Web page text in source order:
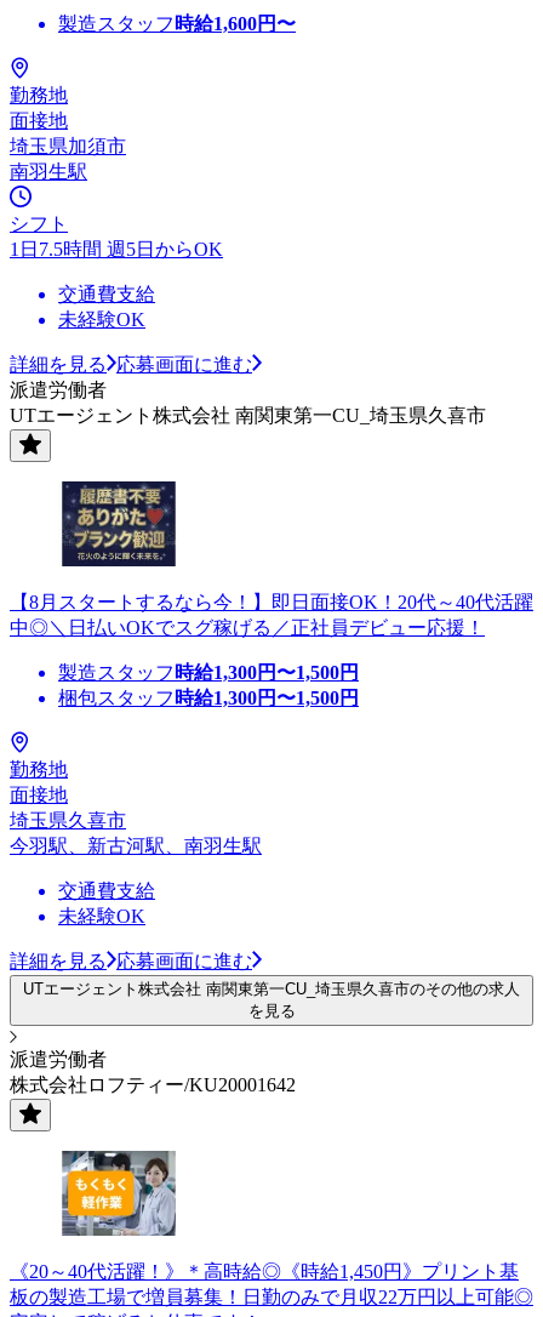
製造スタッフ 時給1,600円〜
勤務地
面接地
埼玉県加須市
南羽生駅
シフト
1日7.5時間 週5日からOK
交通費支給
未経験OK
詳細を見る
応募画面に進む
派遣労働者
UTエージェント株式会社 南関東第一CU_埼玉県久喜市
【8月スタートするなら今！】即日面接OK！20代～40代活躍
中◎＼日払いOKでスグ稼げる／正社員デビュー応援！
製造スタッフ 時給1,300円〜1,500円
梱包スタッフ 時給1,300円〜1,500円
勤務地
面接地
埼玉県久喜市
今羽駅、新古河駅、南羽生駅
交通費支給
未経験OK
詳細を見る 応募画面に進む
UTエージェント株式会社 南関東第一CU_埼玉県久喜市のその他の求人
を見る
派遣労働者
株式会社ロフティー/KU20001642
《20～40代活躍！》＊高時給◎《時給1,450円》プリント基
板の製造工場で増員募集！日勤のみで月収22万円以上可能◎